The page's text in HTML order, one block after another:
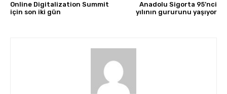
Online Digitalization Summit
için son iki gün
Anadolu Sigorta 95’nci
yılının gururunu yaşıyor